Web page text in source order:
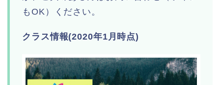
もOK）ください。
クラス情報(2020年1月時点)